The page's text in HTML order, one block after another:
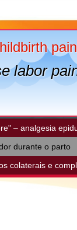
pain
labor
– analgesia
durante o parto
colaterais e